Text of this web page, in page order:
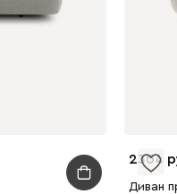
2304
Диван